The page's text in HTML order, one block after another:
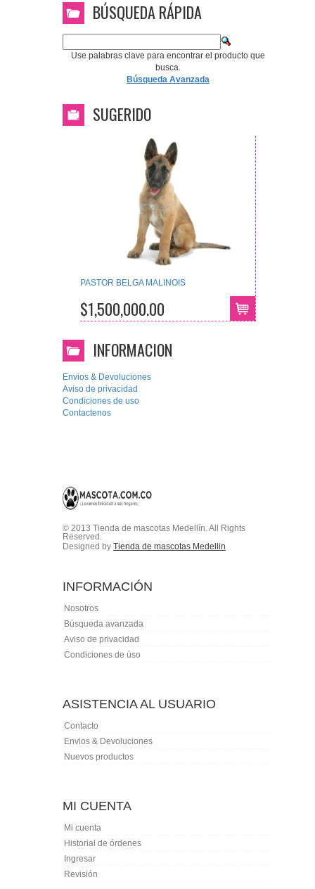
BÚSQUEDA RÁPIDA
Use palabras clave para encontrar el producto que
busca.
Búsqueda Avanzada
SUGERIDO
PASTOR BELGA MALINOIS
$1,500,000.00
INFORMACION
Envios & Devoluciones
Aviso de privacidad
Condiciones de uso
Contactenos
© 2013 Tienda de mascotas Medellín. All Rights
Reserved.
Designed by Tienda de mascotas Medellin
INFORMACIÓN
Nosotros
Búsqueda avanzada
Aviso de privacidad
Condiciones de úso
ASISTENCIA AL USUARIO
Contacto
Envios & Devoluciones
Nuevos productos
MI CUENTA
Mi cuenta
Historial de órdenes
Ingresar
Revisión